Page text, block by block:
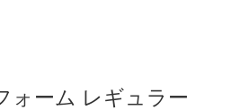
ォーム レギュラー